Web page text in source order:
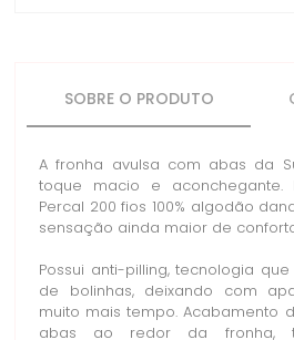
SOBRE O PRODUTO
A fronha avulsa com abas da
toque macio e aconchegante.
Percal 200 fios 100% algodão
sensação ainda maior de
Possui anti-pilling, tecnologia
de bolinhas, deixando com
muito mais tempo. Acabamento
abas ao redor da fronha,